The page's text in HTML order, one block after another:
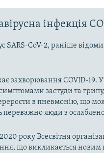
інфекція
SARS-CoV-2, раніше
захворювання COVID-19.
застуди та
в пневмонію, що
люди з
року Всесвітня
що викликається новим